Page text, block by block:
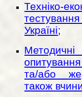
Техніко-
Україні;
та/або
також